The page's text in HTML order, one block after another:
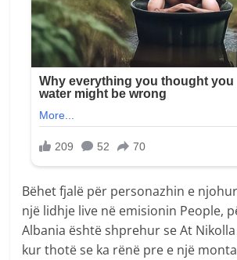
Bëhet fjalë për personazhin e
një lidhje live në emisionin People,
Albania është shprehur se At
kur thotë se ka rënë pre e një